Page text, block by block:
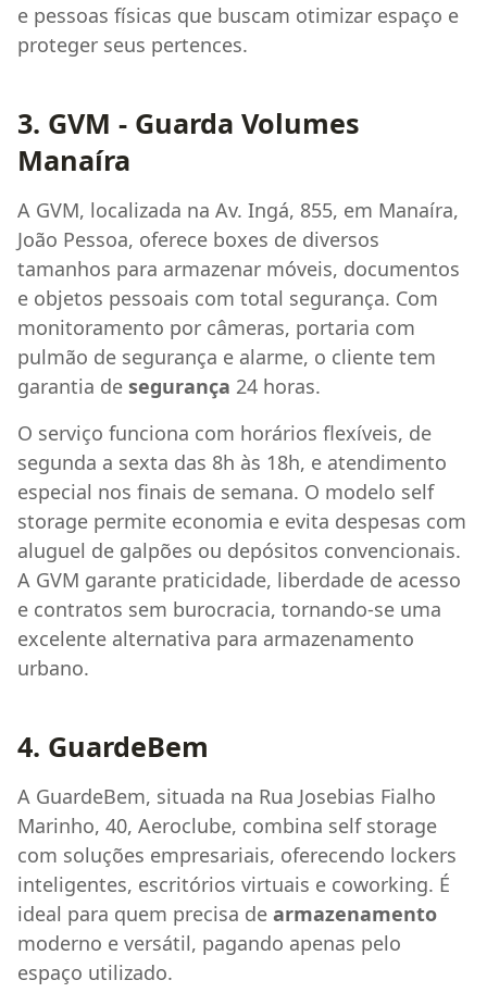
e pessoas físicas que buscam otimizar espaço e
proteger seus pertences.
3. GVM - Guarda Volumes
Manaíra
A GVM, localizada na Av. Ingá, 855, em Manaíra,
João Pessoa, oferece boxes de diversos
tamanhos para armazenar móveis, documentos
e objetos pessoais com total segurança. Com
monitoramento por câmeras, portaria com
pulmão de segurança e alarme, o cliente tem
garantia de segurança 24 horas.
O serviço funciona com horários flexíveis, de
segunda a sexta das 8h às 18h, e atendimento
especial nos finais de semana. O modelo self
storage permite economia e evita despesas com
aluguel de galpões ou depósitos convencionais.
A GVM garante praticidade, liberdade de acesso
e contratos sem burocracia, tornando-se uma
excelente alternativa para armazenamento
urbano.
4. GuardeBem
A GuardeBem, situada na Rua Josebias Fialho
Marinho, 40, Aeroclube, combina self storage
com soluções empresariais, oferecendo lockers
inteligentes, escritórios virtuais e coworking. É
ideal para quem precisa de armazenamento
moderno e versátil, pagando apenas pelo
espaço utilizado.